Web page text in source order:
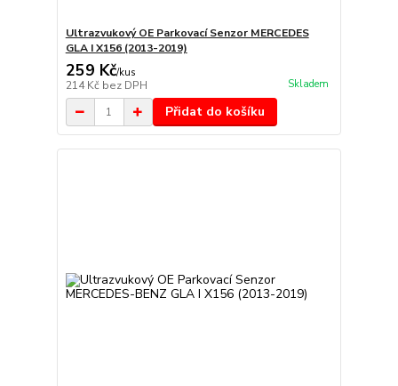
Ultrazvukový OE Parkovací Senzor MERCEDES
GLA I X156 (2013-2019)
259 Kč/kus
214 Kč bez DPH Skladem
Přidat do košíku